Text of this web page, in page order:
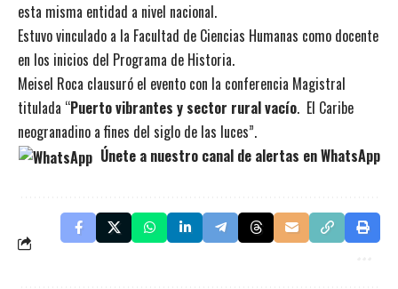
esta misma entidad a nivel nacional.
Estuvo vinculado a la Facultad de Ciencias Humanas como docente
en los inicios del Programa de Historia.
Meisel Roca clausuró el evento con la conferencia Magistral
titulada “Puerto vibrantes y sector rural vacío. El Caribe
neogranadino a fines del siglo de las luces”.
Únete a nuestro canal de alertas en WhatsApp